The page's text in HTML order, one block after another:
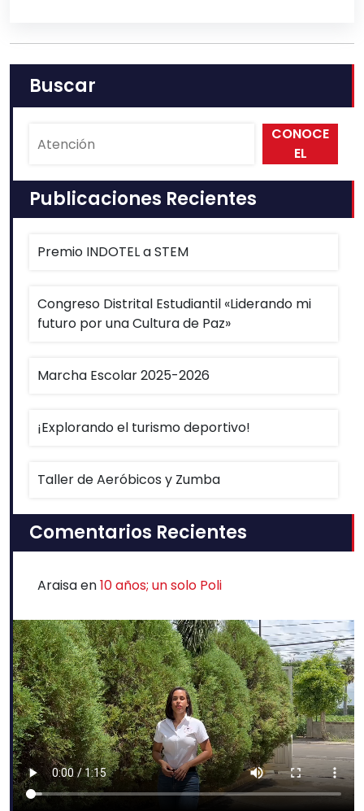
Buscar
CONOCE
EL
Publicaciones Recientes
Premio INDOTEL a STEM
Congreso Distrital Estudiantil «Liderando mi
futuro por una Cultura de Paz»
Marcha Escolar 2025-2026
¡Explorando el turismo deportivo!
Taller de Aeróbicos y Zumba
Comentarios Recientes
Araisaen10 años; un solo Poli